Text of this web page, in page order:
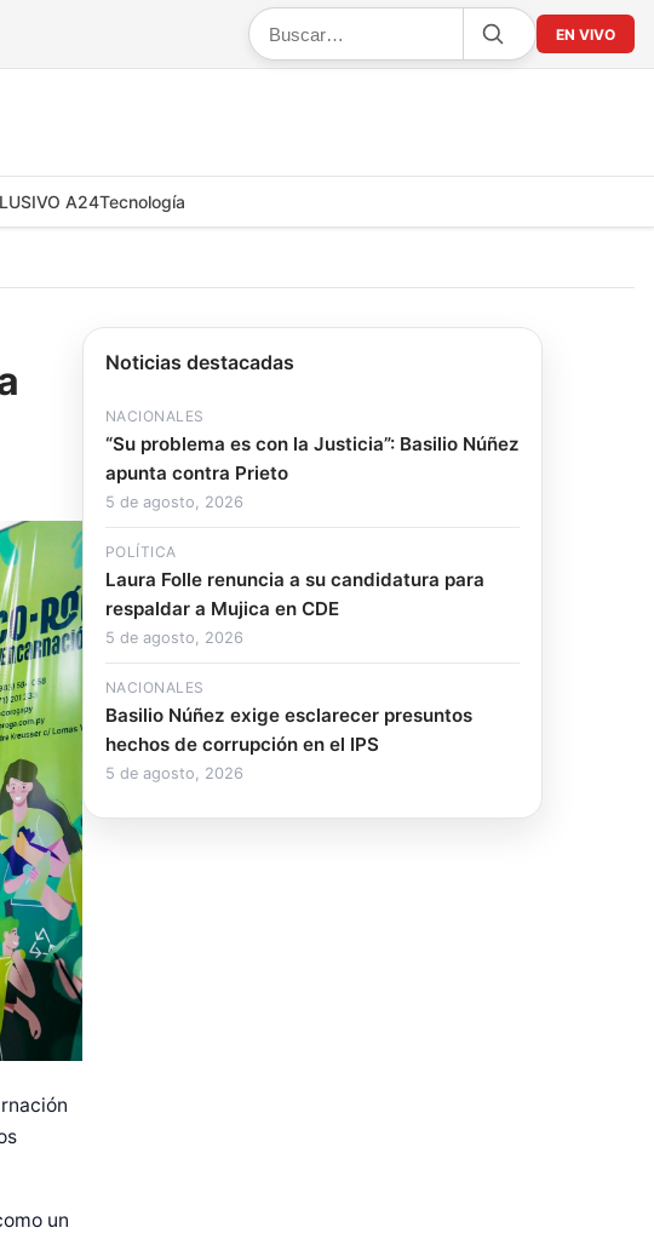
EN VIVO
A24Tecnología
un
Noticias destacadas
NACIONALES
“Su problema es con la Justicia”: Basilio Núñez
apunta contra Prieto
5 de agosto, 2026
POLÍTICA
Laura Folle renuncia a su candidatura para
respaldar a Mujica en CDE
5 de agosto, 2026
NACIONALES
Basilio Núñez exige esclarecer presuntos
hechos de corrupción en el IPS
5 de agosto, 2026